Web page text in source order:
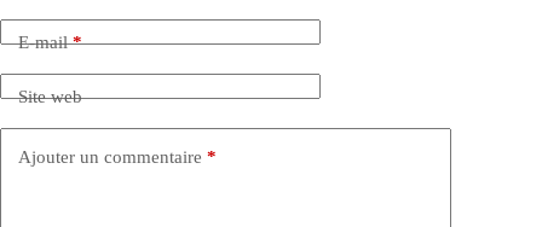
E-mail*
Site web
Ajouter un commentaire *